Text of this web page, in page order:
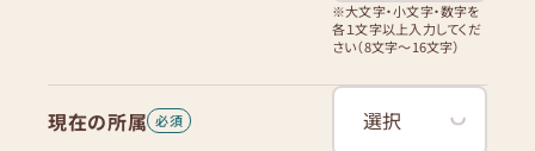
※大文字・小文字・数字を
各１文字以上入力してくだ
さい（8文字〜16文字）
現在の所属